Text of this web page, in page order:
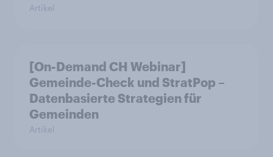
Artikel
[On-Demand CH Webinar]
Gemeinde-Check und StratPop –
Datenbasierte Strategien für
Gemeinden
Artikel